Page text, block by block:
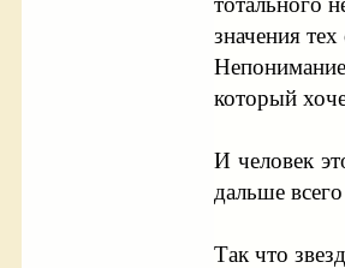
значения
который
И человек
дальше
Так что